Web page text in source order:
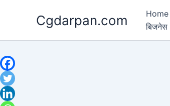
Cgdarpan.com Home
बिजनेस